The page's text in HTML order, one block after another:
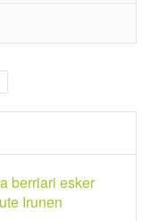
berriari esker
Irunen